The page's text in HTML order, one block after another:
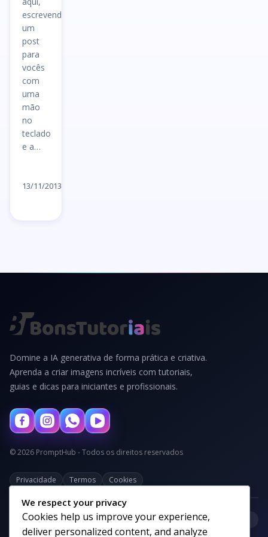
escrevendo
um
post
para
vocês
com
uma
mão
no
teclado
e a…
13/11/2013
Domine a IA generativa de forma prática e criativa.
Aprenda a criar imagens incríveis com tutoriais,
guias e dicas para iniciantes e profissionais.
© 2026 PromptHub - Todos os direitos reservados
Privacidade Termos Cookies
Categorias
We respect your privacy
Cookies help us improve your experience,
deliver personalized content, and analyze